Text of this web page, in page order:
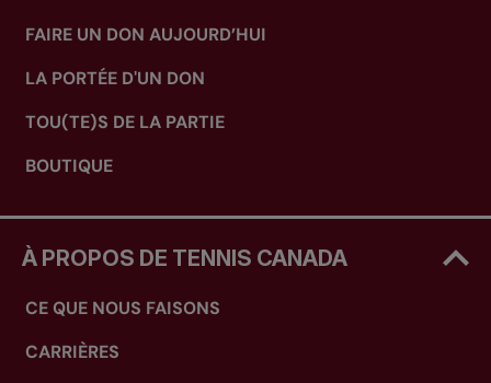
FAIRE UN DON AUJOURD’HUI
LA PORTÉE D'UN DON
TOU(TE)S DE LA PARTIE
BOUTIQUE
À PROPOS DE TENNIS CANADA
CE QUE NOUS FAISONS
CARRIÈRES